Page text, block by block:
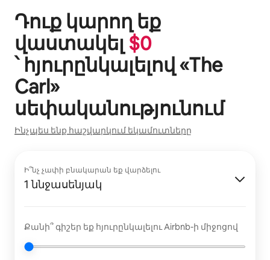
Դուք կարող եք
վաստակել $0
՝ հյուրընկալելով «The
Carl»
սեփականությունում
Ինչպես ենք հաշվարկում եկամուտները
Ի՞նչ չափի բնակարան եք վարձելու
1 ննջասենյակ
Քանի՞ գիշեր եք հյուրընկալելու Airbnb-ի միջոցով